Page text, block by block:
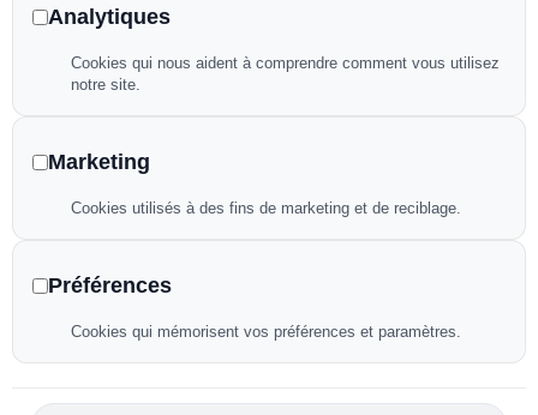
Politique de confidentialité
Flux RSS
Fiche d’établissement google
Analytiques
Cookies qui nous aident à comprendre comment vous utilisez
notre site.
Marketing
Cookies utilisés à des fins de marketing et de reciblage.
Préférences
Cookies qui mémorisent vos préférences et paramètres.